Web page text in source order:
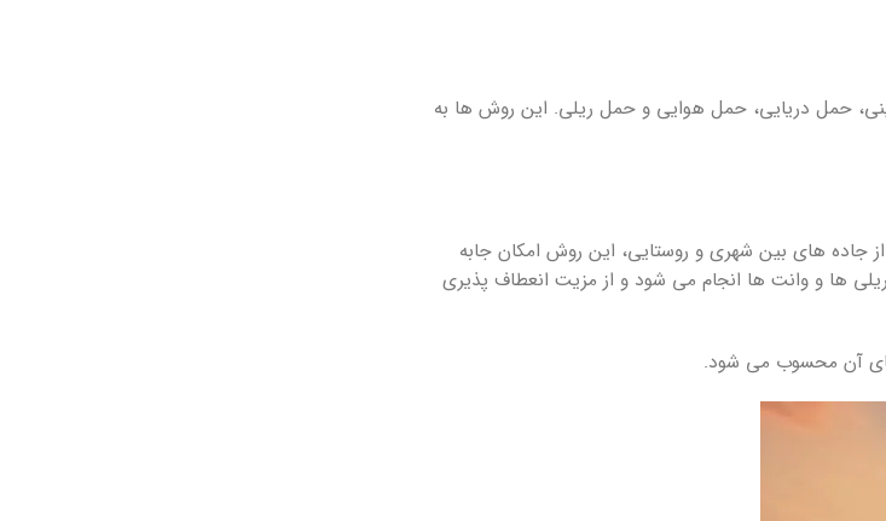
حمل دریایی، حمل هوایی و حمل ریلی. این روش ها به
جاده های بین شهری و روستایی، این روش امکان جابه
ها و وانت ها انجام می شود و از مزیت انعطاف پذیری
های آن محسوب می شود.